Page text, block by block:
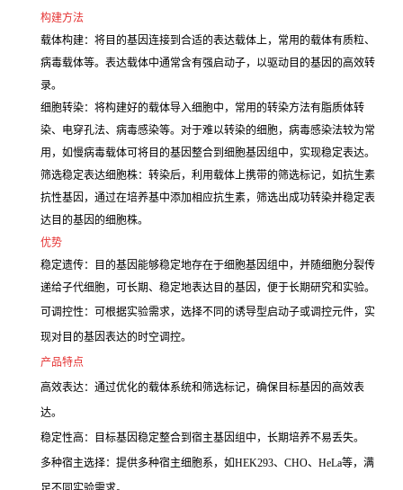
构建方法
载体构建：将目的基因连接到合适的表达载体上，常用的载体有质粒、
病毒载体等。表达载体中通常含有强启动子，以驱动目的基因的高效转
录。
细胞转染：将构建好的载体导入细胞中，常用的转染方法有脂质体转
染、电穿孔法、病毒感染等。对于难以转染的细胞，病毒感染法较为常
用，如慢病毒载体可将目的基因整合到细胞基因组中，实现稳定表达。
筛选稳定表达细胞株：转染后，利用载体上携带的筛选标记，如抗生素
抗性基因，通过在培养基中添加相应抗生素，筛选出成功转染并稳定表
达目的基因的细胞株。
优势
稳定遗传：目的基因能够稳定地存在于细胞基因组中，并随细胞分裂传
递给子代细胞，可长期、稳定地表达目的基因，便于长期研究和实验。
可调控性：可根据实验需求，选择不同的诱导型启动子或调控元件，实
现对目的基因表达的时空调控。
产品特点
高效表达：通过优化的载体系统和筛选标记，确保目标基因的高效表
达。
稳定性高：目标基因稳定整合到宿主基因组中，长期培养不易丢失。
多种宿主选择：提供多种宿主细胞系，如HEK293、CHO、HeLa等，满